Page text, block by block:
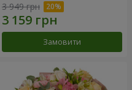
3 949 грн
Замовити